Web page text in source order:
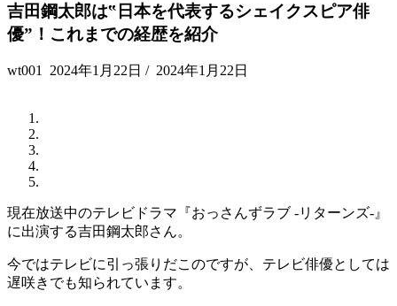
吉田鋼太郎は‟日本を代表するシェイクスピア俳
優”！これまでの経歴を紹介
wt001 2024年1月22日 / 2024年1月22日
現在放送中のテレビドラマ『おっさんずラブ -リターンズ-』
に出演する吉田鋼太郎さん。
今ではテレビに引っ張りだこのですが、テレビ俳優としては
遅咲きでも知られています。